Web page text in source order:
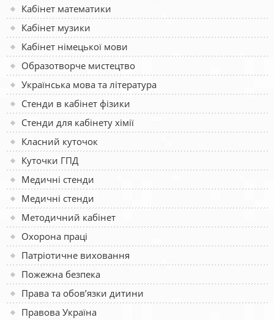
Кабінет математики
Кабінет музики
Кабінет німецької мови
Образотворче мистецтво
Українська мова та література
Стенди в кабінет фізики
Стенди для кабінету хімії
Класний куточок
Куточки ГПД
Медичні стенди
Медичні стенди
Методичний кабінет
Охорона праці
Патріотичне виховання
Пожежна безпека
Права та обов’язки дитини
Правова Україна